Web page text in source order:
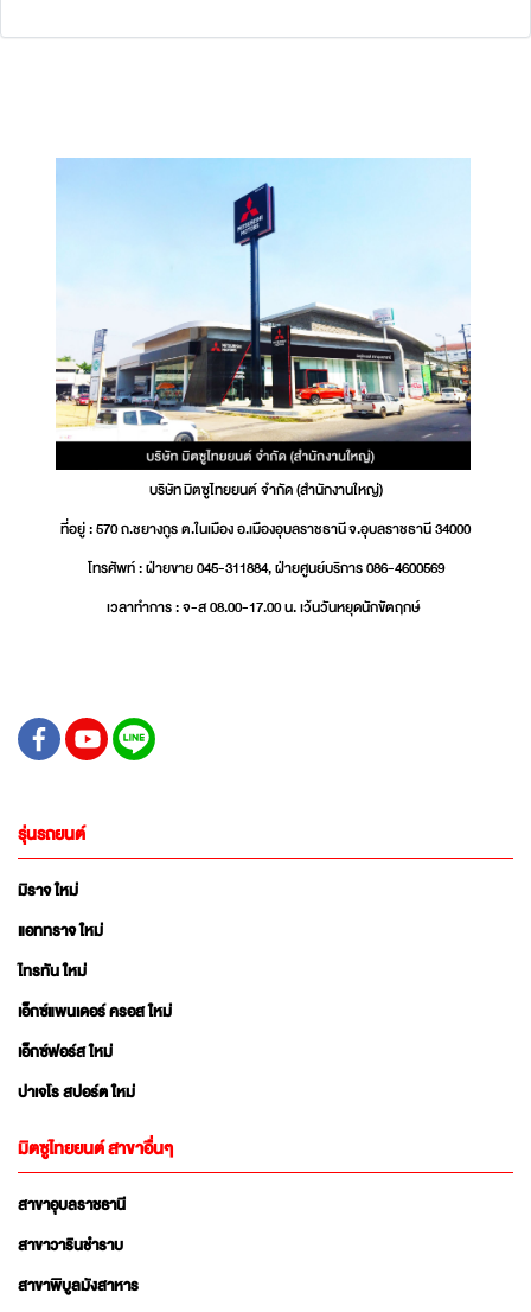
บริษัท มิตซูไทยยนต์ จำกัด (สำนักงานใหญ่)
ที่อยู่ : 570 ถ.ชยางกูร ต.ในเมือง อ.เมืองอุบลราชธานี จ.อุบลราชธานี 34000
โทรศัพท์ : ฝ่ายขาย 045-311884, ฝ่ายศูนย์บริการ 086-4600569
เวลาทำการ : จ-ส 08.00-17.00 น. เว้นวันหยุดนักขัตฤกษ์
รุ่นรถยนต์
มิราจ ใหม่
แอททราจ ใหม่
ไทรทัน ใหม่
เอ็กซ์แพนเดอร์ ครอส ใหม่
เอ็กซ์ฟอร์ส ใหม่
ปาเจโร สปอร์ต ใหม่
มิตซูไทยยนต์ สาขาอื่นๆ
สาขาอุบลราชธานี
สาขาวารินชำราบ
สาขาพิบูลมังสาหาร